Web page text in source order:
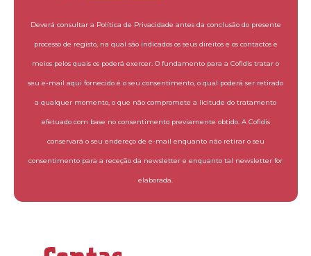
Deverá consultar a Política de Privacidade antes da conclusão do presente
processo de registo, na qual são indicados os seus direitos e os contactos e
meios pelos quais os poderá exercer. O fundamento para a Cofidis tratar o
seu e-mail aqui fornecido é o seu consentimento, o qual poderá ser retirado
a qualquer momento, o que não compromete a licitude do tratamento
efetuado com base no consentimento previamente obtido. A Cofidis
conservará o seu endereço de e-mail enquanto não retirar o seu
consentimento para a receção da newsletter e enquanto tal newsletter for
elaborada.